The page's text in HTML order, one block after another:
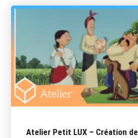
Atelier Petit LUX – Création de